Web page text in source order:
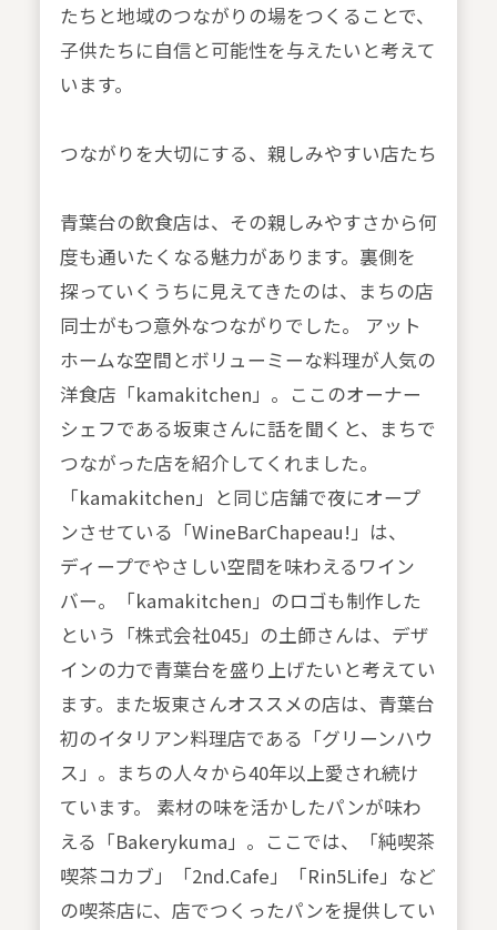
たちと地域のつながりの場をつくることで、
子供たちに自信と可能性を与えたいと考えて
います。
つながりを大切にする、親しみやすい店たち
青葉台の飲食店は、その親しみやすさから何
度も通いたくなる魅力があります。裏側を
探っていくうちに見えてきたのは、まちの店
同士がもつ意外なつながりでした。 アット
ホームな空間とボリューミーな料理が人気の
洋食店「kamakitchen」。ここのオーナー
シェフである坂東さんに話を聞くと、まちで
つながった店を紹介してくれました。
「kamakitchen」と同じ店舗で夜にオープ
ンさせている「WineBarChapeau!」は、
ディープでやさしい空間を味わえるワイン
バー。「kamakitchen」のロゴも制作した
という「株式会社045」の土師さんは、デザ
インの力で青葉台を盛り上げたいと考えてい
ます。また坂東さんオススメの店は、青葉台
初のイタリアン料理店である「グリーンハウ
ス」。まちの人々から40年以上愛され続け
ています。 素材の味を活かしたパンが味わ
える「Bakerykuma」。ここでは、「純喫茶
喫茶コカブ」「2nd.Cafe」「Rin5Life」など
の喫茶店に、店でつくったパンを提供してい